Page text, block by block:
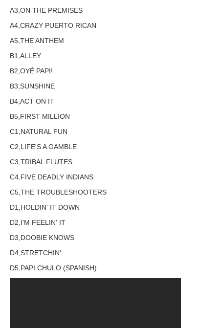
A3,ON THE PREMISES
A4,CRAZY PUERTO RICAN
A5,THE ANTHEM
B1,ALLEY
B2,OYÉ PAPI!
B3,SUNSHINE
B4,ACT ON IT
B5,FIRST MILLION
C1,NATURAL FUN
C2,LIFE'S A GAMBLE
C3,TRIBAL FLUTES
C4,FIVE DEADLY INDIANS
C5,THE TROUBLESHOOTERS
D1,HOLDIN' IT DOWN
D2,I'M FEELIN' IT
D3,DOOBIE KNOWS
D4,STRETCHIN'
D5,PAPI CHULO (SPANISH)